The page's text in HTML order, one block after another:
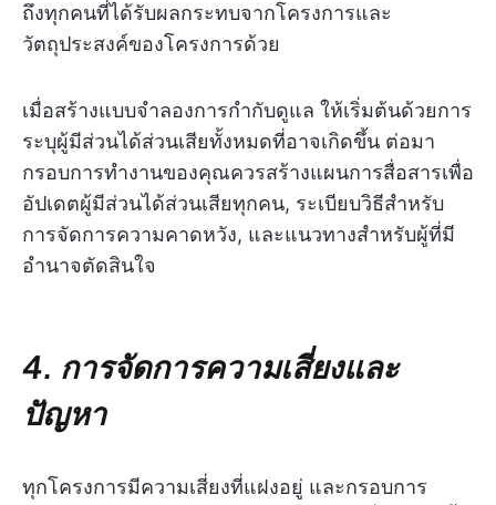
ถึงทุกคนที่ได้รับผลกระทบจากโครงการและ
วัตถุประสงค์ของโครงการด้วย
เมื่อสร้างแบบจำลองการกำกับดูแล ให้เริ่มต้นด้วยการ
ระบุผู้มีส่วนได้ส่วนเสียทั้งหมดที่อาจเกิดขึ้น ต่อมา
กรอบการทำงานของคุณควรสร้างแผนการสื่อสารเพื่อ
อัปเดตผู้มีส่วนได้ส่วนเสียทุกคน, ระเบียบวิธีสำหรับ
การจัดการความคาดหวัง, และแนวทางสำหรับผู้ที่มี
อำนาจตัดสินใจ
4. การจัดการความเสี่ยงและ
ปัญหา
ทุกโครงการมีความเสี่ยงที่แฝงอยู่ และกรอบการ